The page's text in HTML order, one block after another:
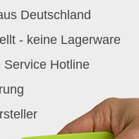
Deutschland
- keine Lagerware
Service Hotline